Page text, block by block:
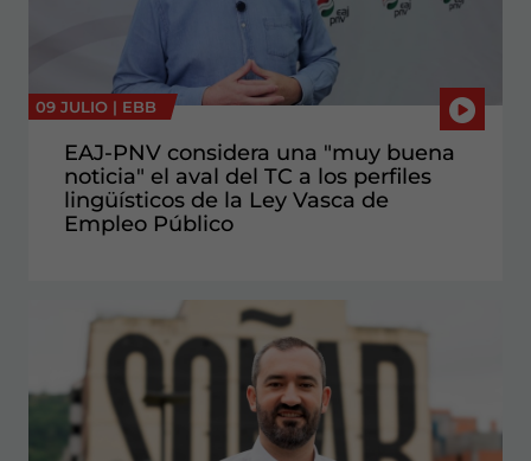
09 JULIO | EBB
EAJ-PNV considera una "muy buena
noticia" el aval del TC a los perfiles
lingüísticos de la Ley Vasca de
Empleo Público